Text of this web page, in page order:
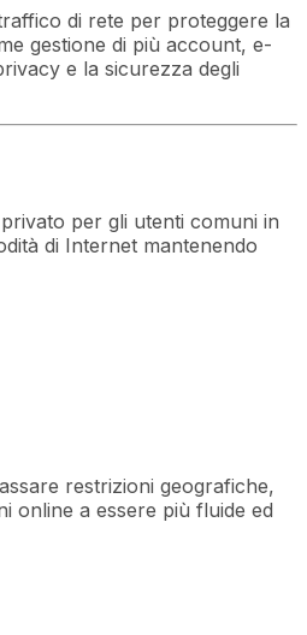
di rete per proteggere la
gestione di più account, e-
e la sicurezza degli
per gli utenti comuni in
di Internet mantenendo
restrizioni geografiche,
online a essere più fluide ed